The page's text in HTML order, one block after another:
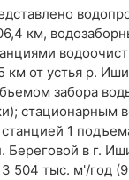
км,
км от устья р.
забора
стационарным
1
Береговой в г.
504 тыс. м'/год